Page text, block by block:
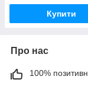
Купити
Про нас
100%